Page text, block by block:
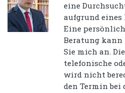
eine
aufgrund eines
Eine
Beratung kann
Sie mich an.
telefonische
wird nicht
den Termin bei